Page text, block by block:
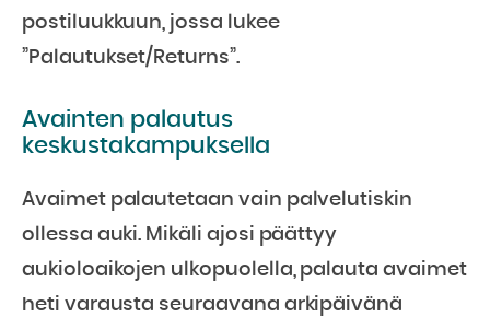
postiluukkuun, jossa lukee
”Palautukset/Returns”.
Avainten palautus
keskustakampuksella
Avaimet palautetaan vain palvelutiskin
ollessa auki. Mikäli ajosi päättyy
aukioloaikojen ulkopuolella, palauta avaimet
heti varausta seuraavana arkipäivänä